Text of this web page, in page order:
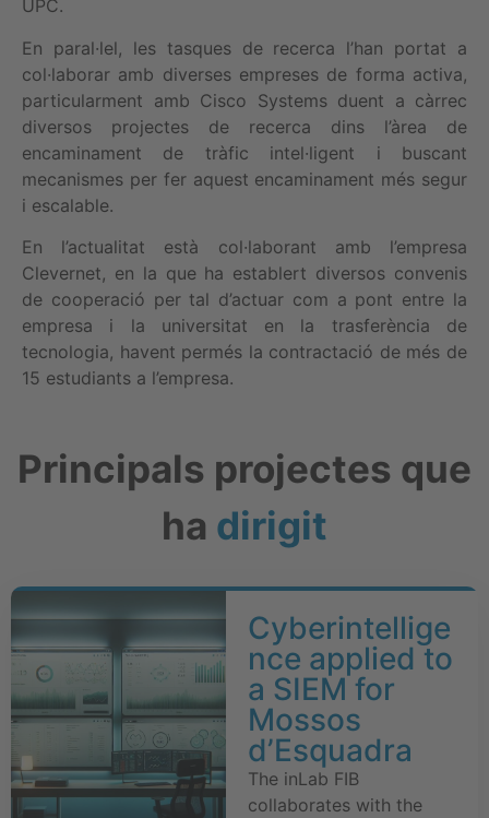
UPC.
En paral·lel, les tasques de recerca l’han portat a
col·laborar amb diverses empreses de forma activa,
particularment amb Cisco Systems duent a càrrec
diversos projectes de recerca dins l’àrea de
encaminament de tràfic intel·ligent i buscant
mecanismes per fer aquest encaminament més segur
i escalable.
En l’actualitat està col·laborant amb l’empresa
Clevernet, en la que ha establert diversos convenis
de cooperació per tal d’actuar com a pont entre la
empresa i la universitat en la trasferència de
tecnologia, havent permés la contractació de més de
15 estudiants a l’empresa.
Principals projectes que
ha dirigit
Cyberintellige
nce applied to
a SIEM for
Mossos
d’Esquadra
The inLab FIB
collaborates with the